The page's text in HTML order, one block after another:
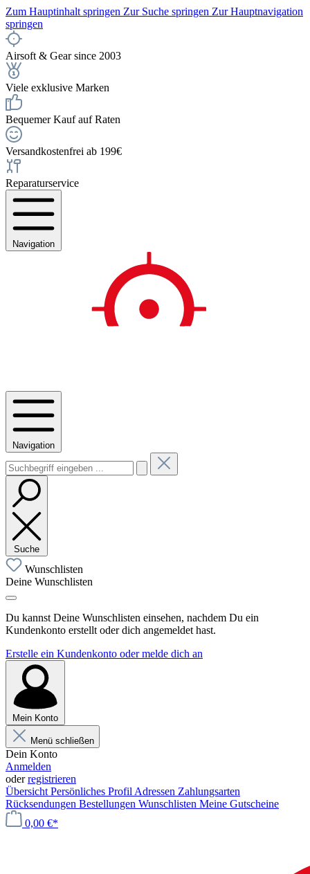
Zum Hauptinhalt springen Zur Suche springen Zur Hauptnavigation
springen
Airsoft & Gear since 2003
Viele exklusive Marken
Bequemer Kauf auf Raten
Versandkostenfrei ab 199€
Reparaturservice
Navigation
Navigation
Suche
Wunschlisten
Deine Wunschlisten
Du kannst Deine Wunschlisten einsehen, nachdem Du ein
Kundenkonto erstellt oder dich angemeldet hast.
Erstelle ein Kundenkonto oder melde dich an
Mein Konto
Menü schließen
Dein Konto
Anmelden
oderregistrieren
Übersicht Persönliches Profil Adressen Zahlungsarten
Rücksendungen Bestellungen Wunschlisten Meine Gutscheine
0,00 €*